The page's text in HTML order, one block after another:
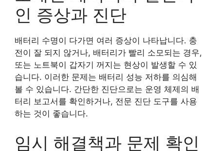
인 증상과 진단
배터리 수명이 다가면 여러 증상이 나타납니다. 충
전이 잘 되지 않거나, 배터리가 빨리 소모되는 경우,
또는 노트북이 갑자기 꺼지는 현상이 발생할 수 있
습니다. 이러한 문제는 배터리 성능 저하를 의심해
볼 수 있습니다. 간단한 진단으로는 운영 체제의 배
터리 보고서를 확인하거나, 전문 진단 도구를 사용
하는 것이 좋습니다.
임시 해결책과 문제 확인